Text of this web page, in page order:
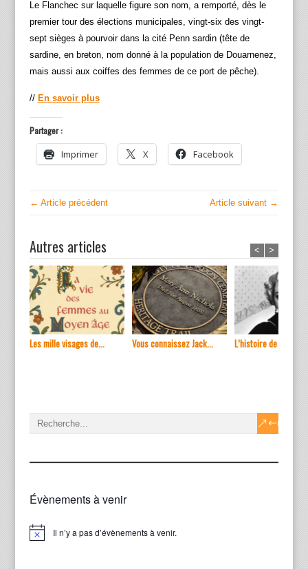
Le Flanchec sur laquelle figure son nom, a remporté, dès le
premier tour des élections municipales, vingt-six des vingt-
sept sièges à pourvoir dans la cité Penn sardin (tête de
sardine, en breton, nom donné à la population de Douarnenez,
mais aussi aux coiffes des femmes de ce port de pêche).
// En savoir plus
Partager :
Imprimer X Facebook
← Article précédent Article suivant →
Autres articles
Les mille visages de... Vous connaissez Jack... L’histoire de ...
< >
Évènements à venir
Notice Il n’y a pas d’évènements à venir.